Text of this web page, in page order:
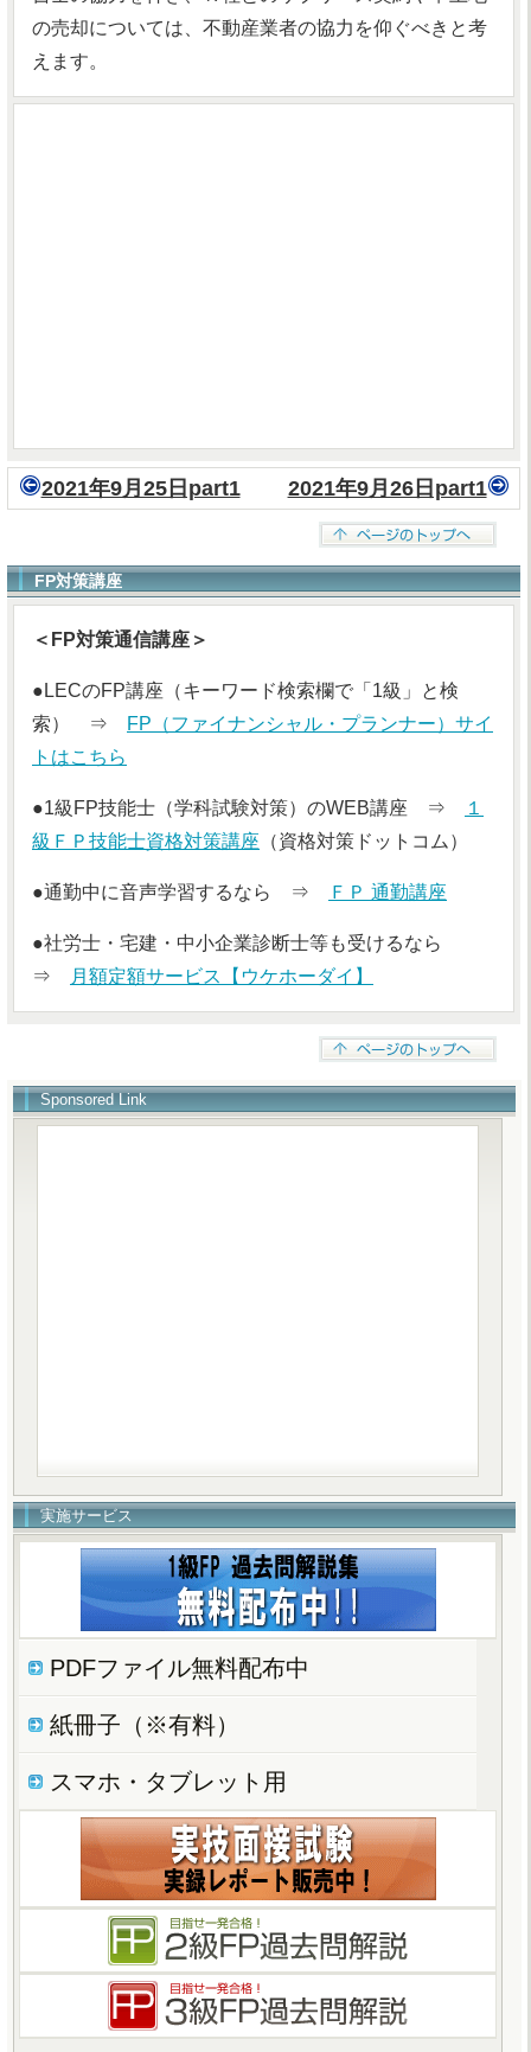
の売却については、不動産業者の協力を仰ぐべきと考
えます。
2021年9月25日part1 2021年9月26日part1
FP対策講座
＜FP対策通信講座＞
●LECのFP講座（キーワード検索欄で「1級」と検
索） ⇒
FP（ファイナンシャル・プランナー）サイ
トはこちら
●1級FP技能士（学科試験対策）のWEB講座 ⇒
１
級ＦＰ技能士資格対策講座 （資格対策ドットコム）
●通勤中に音声学習するなら ⇒ ＦＰ 通勤講座
●社労士・宅建・中小企業診断士等も受けるなら
⇒
月額定額サービス【ウケホーダイ】
Sponsored Link
実施サービス
PDFファイル無料配布中
紙冊子（※有料）
スマホ・タブレット用